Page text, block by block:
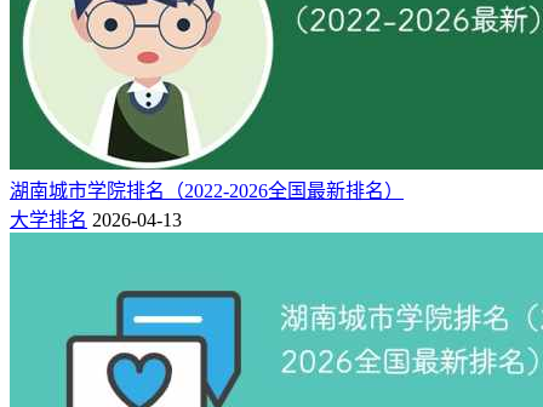
湖南城市学院排名（2022-2026全国最新排名）
大学排名 2026-04-13